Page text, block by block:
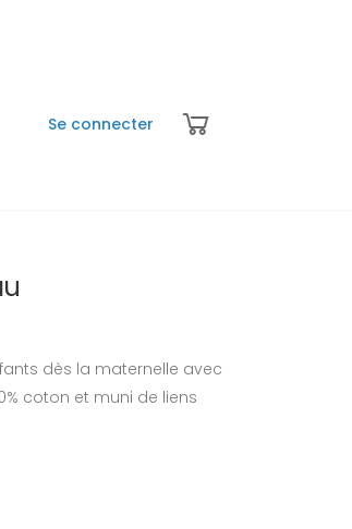
Se connecter
dès la maternelle avec
coton et muni de liens